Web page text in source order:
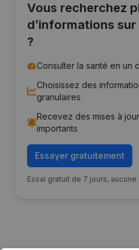
Vous recherchez
d’informations
?
Consulter la santé en un
Choisissez des
granulaires
Recevez des mises à
importants
Essayer gratuitement
Essai gratuit de 7 jours,